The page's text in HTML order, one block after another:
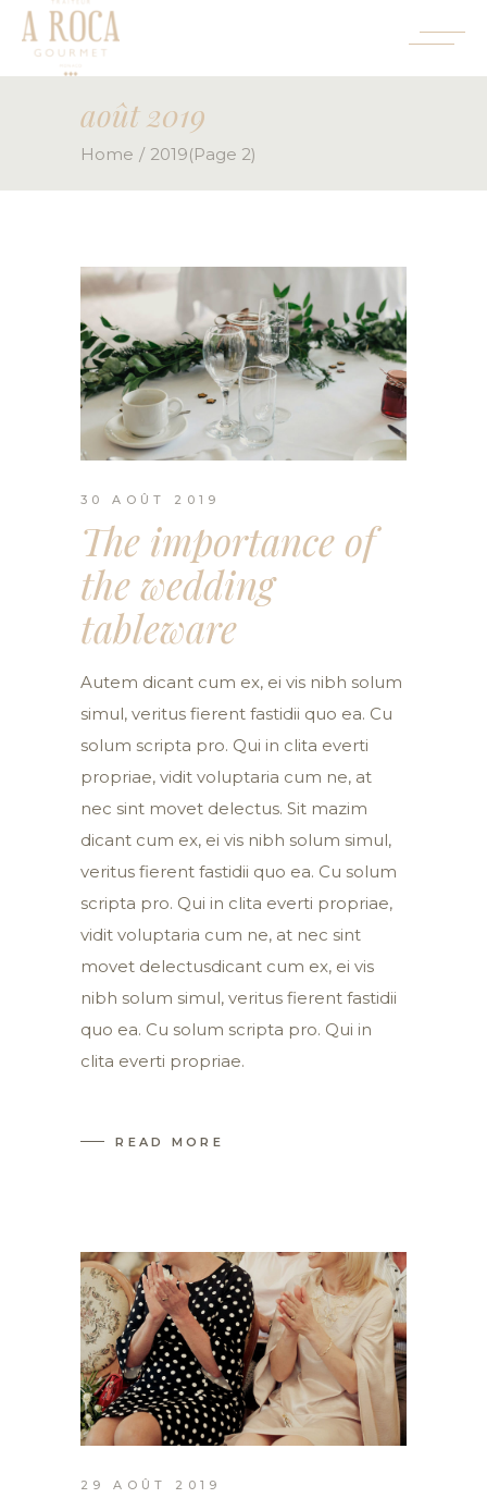
août 2019
Home 2019(Page 2)
30 AOÛT 2019
The importance of
the wedding
tableware
Autem dicant cum ex, ei vis nibh solum
simul, veritus fierent fastidii quo ea. Cu
solum scripta pro. Qui in clita everti
propriae, vidit voluptaria cum ne, at
nec sint movet delectus. Sit mazim
dicant cum ex, ei vis nibh solum simul,
veritus fierent fastidii quo ea. Cu solum
scripta pro. Qui in clita everti propriae,
vidit voluptaria cum ne, at nec sint
movet delectusdicant cum ex, ei vis
nibh solum simul, veritus fierent fastidii
quo ea. Cu solum scripta pro. Qui in
clita everti propriae.
READ MORE
29 AOÛT 2019